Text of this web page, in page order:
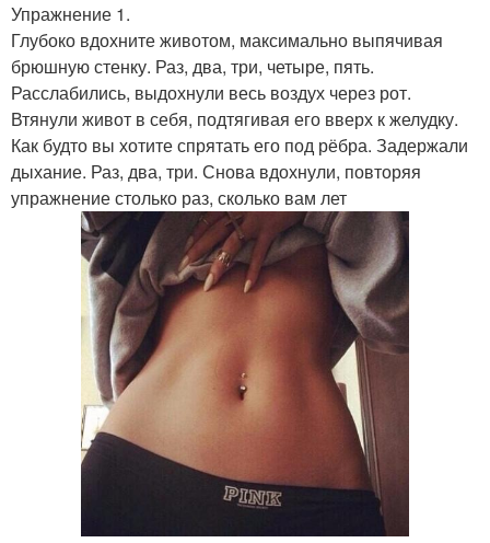
Упражнение 1.
Глубоко вдохните животом, максимально выпячивая
брюшную стенку. Раз, два, три, четыре, пять.
Расслабились, выдохнули весь воздух через рот.
Втянули живот в себя, подтягивая его вверх к желудку.
Как будто вы хотите спрятать его под рёбра. Задержали
дыхание. Раз, два, три. Снова вдохнули, повторяя
упражнение столько раз, сколько вам лет